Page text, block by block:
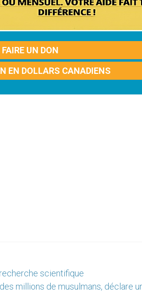
FAIRE UN DON
EN DOLLARS CANADIENS
scientifique
millions de musulmans, déclare